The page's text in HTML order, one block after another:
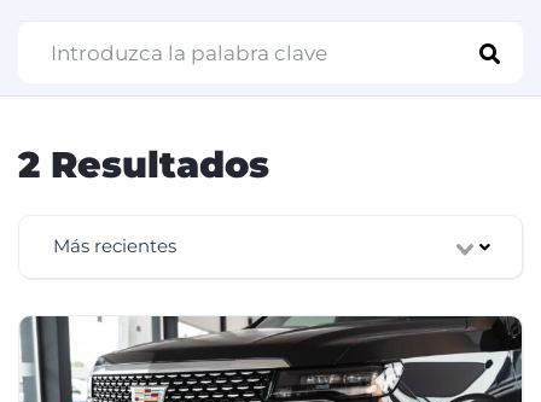
2 Resultados
Más recientes